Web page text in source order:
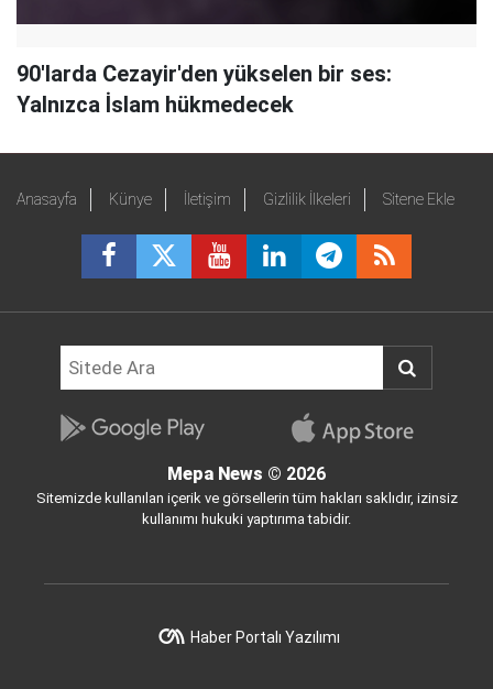
90'larda Cezayir'den yükselen bir ses:
Yalnızca İslam hükmedecek
Anasayfa Künye İletişim Gizlilik İlkeleri Sitene Ekle
Mepa News © 2026
Sitemizde kullanılan içerik ve görsellerin tüm hakları saklıdır, izinsiz
kullanımı hukuki yaptırıma tabidir.
Haber Portalı Yazılımı